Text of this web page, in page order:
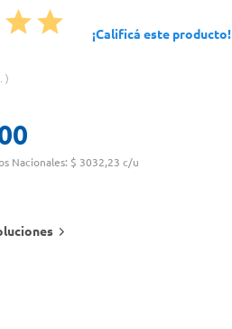
¡Calificá este producto!
Nacionales: $ 3032,23 c/u